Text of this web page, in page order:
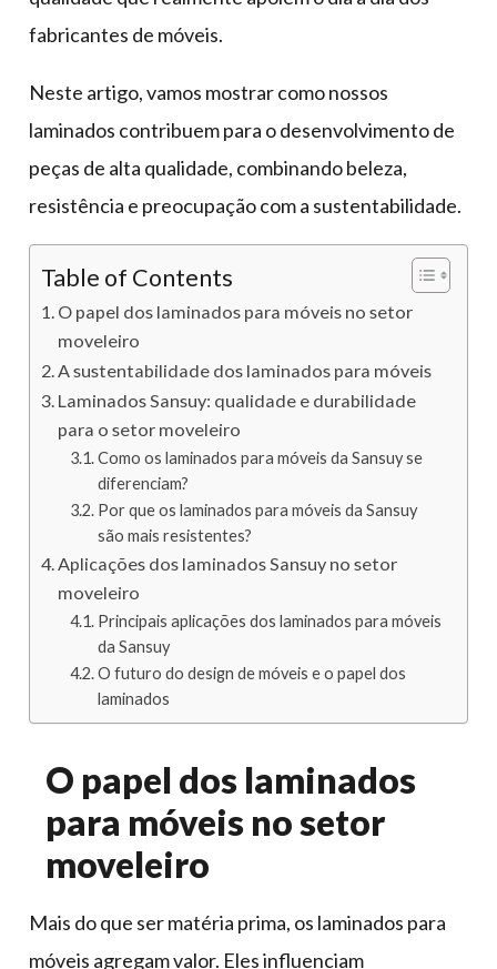
fabricantes de móveis.
Neste artigo, vamos mostrar como nossos
laminados contribuem para o desenvolvimento de
peças de alta qualidade, combinando beleza,
resistência e preocupação com a sustentabilidade.
Table of Contents
O papel dos laminados para móveis no setor
moveleiro
A sustentabilidade dos laminados para móveis
Laminados Sansuy: qualidade e durabilidade
para o setor moveleiro
Como os laminados para móveis da Sansuy se
diferenciam?
Por que os laminados para móveis da Sansuy
são mais resistentes?
Aplicações dos laminados Sansuy no setor
moveleiro
Principais aplicações dos laminados para móveis
da Sansuy
O futuro do design de móveis e o papel dos
laminados
O papel dos laminados
para móveis no setor
moveleiro
Mais do que ser matéria prima, os laminados para
móveis agregam valor. Eles influenciam